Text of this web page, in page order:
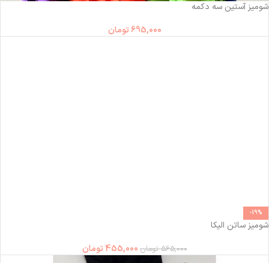
شومیز آستین سه دکمه
695,000تومان
-19%
شومیز ساتن الیکا
565,000 تومان455,000 تومان